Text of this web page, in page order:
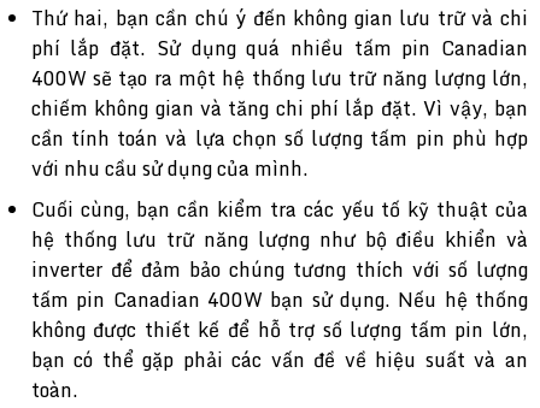
Thứ hai, bạn cần chú ý đến không gian lưu trữ và chi
phí lắp đặt. Sử dụng quá nhiều tấm pin Canadian
400W sẽ tạo ra một hệ thống lưu trữ năng lượng lớn,
chiếm không gian và tăng chi phí lắp đặt. Vì vậy, bạn
cần tính toán và lựa chọn số lượng tấm pin phù hợp
với nhu cầu sử dụng của mình.
Cuối cùng, bạn cần kiểm tra các yếu tố kỹ thuật của
hệ thống lưu trữ năng lượng như bộ điều khiển và
inverter để đảm bảo chúng tương thích với số lượng
tấm pin Canadian 400W bạn sử dụng. Nếu hệ thống
không được thiết kế để hỗ trợ số lượng tấm pin lớn,
bạn có thể gặp phải các vấn đề về hiệu suất và an
toàn.